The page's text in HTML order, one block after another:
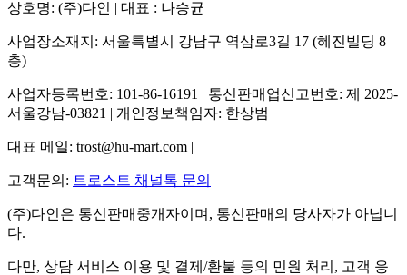
상호명: (주)다인 | 대표 : 나승균
사업장소재지: 서울특별시 강남구 역삼로3길 17 (혜진빌딩 8
층)
사업자등록번호: 101-86-16191 | 통신판매업신고번호: 제 2025-
서울강남-03821 | 개인정보책임자: 한상범
대표 메일: trost@hu-mart.com |
고객문의: 트로스트 채널톡 문의
(주)다인은 통신판매중개자이며, 통신판매의 당사자가 아닙니
다.
다만, 상담 서비스 이용 및 결제/환불 등의 민원 처리, 고객 응